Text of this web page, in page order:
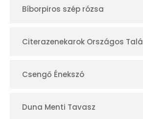
r
Bíborpiros szép rózsa
Citerazenekarok Országos
Csengő Énekszó
Duna Menti Tavasz